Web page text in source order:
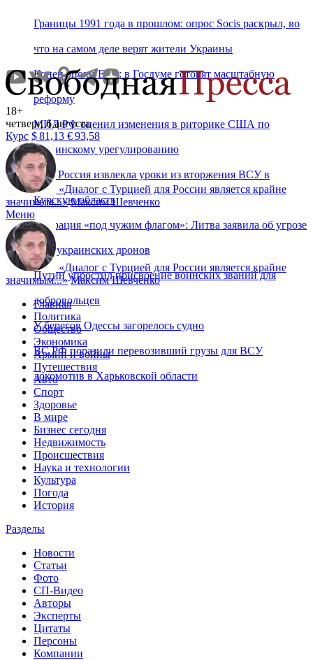
Границы 1991 года в прошлом: опрос Socis раскрыл, во
что на самом деле верят жители Украины
Конец эпохи ЕГЭ: в Госдуме готовят масштабную
реформу
МИД РФ оценил изменения в риторике США по
украинскому урегулированию
Коц: Россия извлекла уроки из вторжения ВСУ в
Курскую область
Операция «под чужим флагом»: Литва заявила об угрозе
атак украинских дронов
Путин упростил присвоение воинских званий для
добровольцев
У берегов Одессы загорелось судно
ВС РФ поразили перевозивший грузы для ВСУ
локомотив в Харьковской области
18+
четверг, 6 августа
Курс $81,13 €93,58
«Диалог с Турцией для России является крайне
значимым...» Максим Шевченко
Меню
«Диалог с Турцией для России является крайне
значимым...» Максим Шевченко
Главная
Политика
Общество
Экономика
Армии и войны
Путешествия
Авто
Спорт
Здоровье
В мире
Бизнес сегодня
Недвижимость
Происшествия
Наука и технологии
Культура
Погода
История
Разделы
Новости
Статьи
Фото
СП-Видео
Авторы
Эксперты
Цитаты
Персоны
Компании